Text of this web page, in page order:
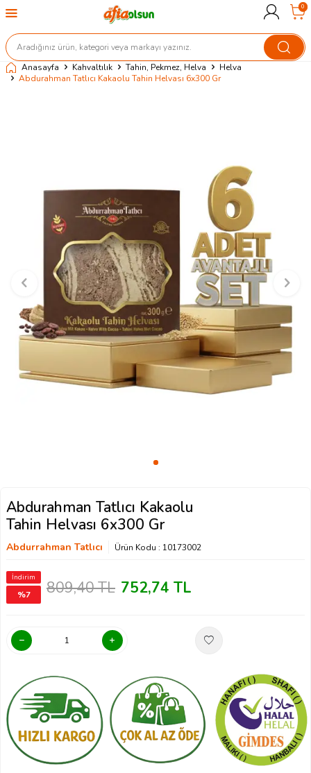
0
Anasayfa Kahvaltılık Tahin, Pekmez, Helva
Helva
Abdurahman Tatlıcı Kakaolu Tahin Helvası 6x300 Gr
Abdurahman Tatlıcı Kakaolu
Tahin Helvası 6x300 Gr
Abdurrahman Tatlıcı Ürün Kodu : 10173002
İndirim
%7 809,40TL 752,74 TL